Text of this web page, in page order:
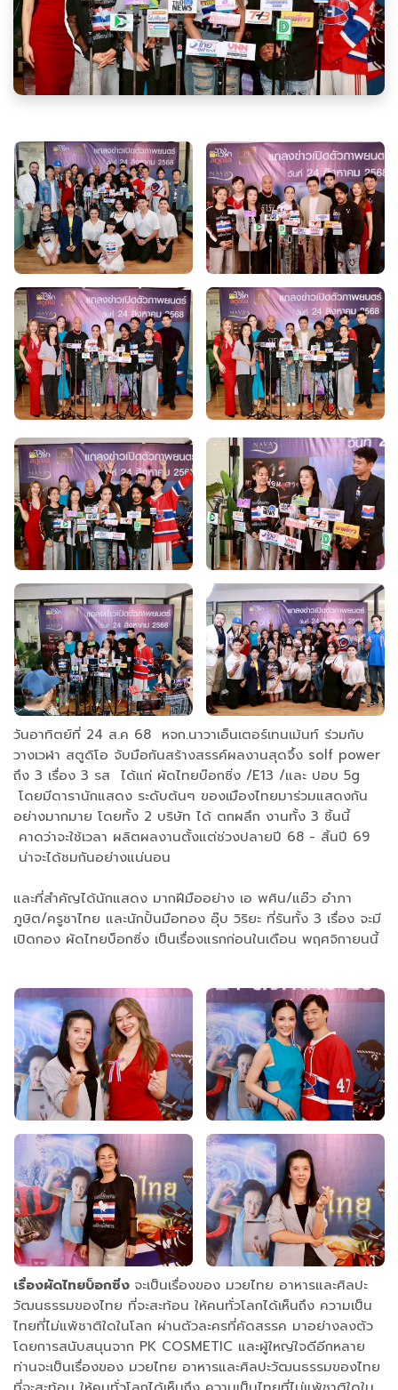
วันอาทิตย์ที่ 24 ส.ค 68 หจก.นาวาเอ็นเตอร์เทนเม้นท์ ร่วมกับ
วางเวฬา สตูดิโอ จับมือกันสร้างสรรค์ผลงานสุดจึ้ง solf power
ถึง 3 เรื่อง 3 รส ได้แก่ ผัดไทยบ๊อกซิ่ง /E13 /และ ปอบ 5g
โดยมีดารานักแสดง ระดับต้นๆ ของเมืองไทยมาร่วมแสดงกัน
อย่างมากมาย โดยทั้ง 2 บริษัท ได้ ตกผลึก งานทั้ง 3 ชิ้นนี้
คาดว่าจะใช้เวลา ผลิตผลงานตั้งแต่ช่วงปลายปี 68 - สิ้นปี 69
น่าจะได้ชมกันอย่างแน่นอน
และที่สำคัญได้นักแสดง มากฝีมืออย่าง เอ พศิน/แอ๊ว อำภา
ภูษิต/ครูชาไทย และนักปั้นมือทอง อุ๊บ วิริยะ ที่รันทั้ง 3 เรื่อง จะมี
เปิดกอง ผัดไทยบ็อกซิ่ง เป็นเรื่องแรกก่อนในเดือน พฤศจิกายนนี้
เรื่องผัดไทยบ็อกซิ่ง จะเป็นเรื่องของ มวยไทย อาหารและศิลปะ
วัฒนธรรมของไทย ที่จะสะท้อน ให้คนทั่วโลกได้เห็นถึง ความเป็น
ไทยที่ไม่แพ้ชาติใดในโลก ผ่านตัวละครที่คัดสรรค มาอย่างลงตัว
โดยการสนับสนุนจาก PK COSMETIC และผู้ใหญ่ใจดีอีกหลาย
ท่านจะเป็นเรื่องของ มวยไทย อาหารและศิลปะวัฒนธรรมของไทย